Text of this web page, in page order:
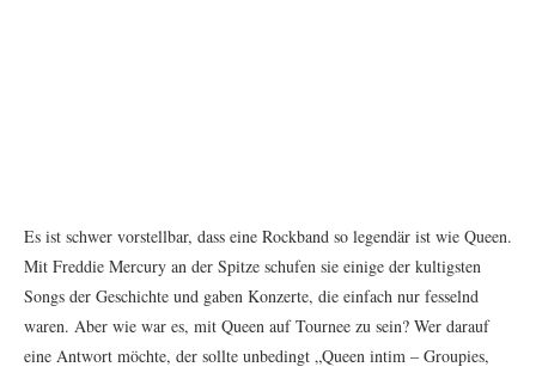
Es ist schwer vorstellbar, dass eine Rockband so legendär ist wie Queen.
Mit Freddie Mercury an der Spitze schufen sie einige der kultigsten
Songs der Geschichte und gaben Konzerte, die einfach nur fesselnd
waren. Aber wie war es, mit Queen auf Tournee zu sein? Wer darauf
eine Antwort möchte, der sollte unbedingt „Queen intim – Groupies,